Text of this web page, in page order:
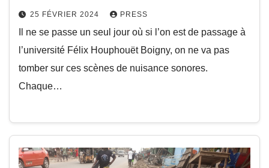
25 FÉVRIER 2024 PRESS
Il ne se passe un seul jour où si l’on est de passage à
l’université Félix Houphouët Boigny, on ne va pas
tomber sur ces scènes de nuisance sonores.
Chaque…